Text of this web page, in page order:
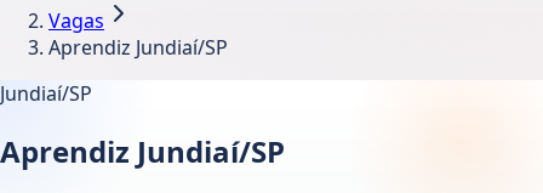
Vagas
Aprendiz Jundiaí/SP
Jundiaí/SP
Aprendiz Jundiaí/SP